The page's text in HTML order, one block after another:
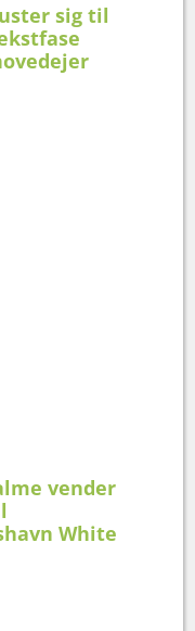
sig til
vender
White